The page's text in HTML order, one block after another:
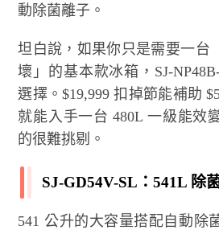
動除菌離子。
坦白說，如果你只是需要一台
壞」的基本款冰箱，SJ-
選擇。$19,999 扣掉節能補助
就能入手一台 480L 一級能效
的很難挑剔。
SJ-GD54V-SL：541L 除
541 公升的大容量搭配自動除